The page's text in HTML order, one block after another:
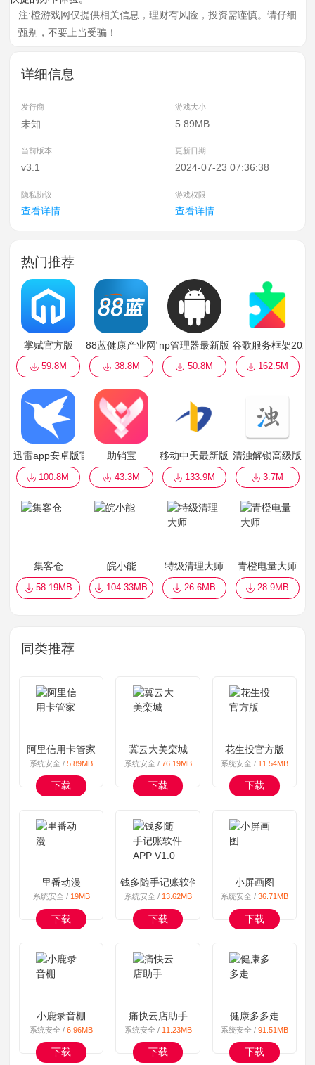
注:橙游戏网仅提供相关信息，理财有风险，投资需谨慎。请仔细
甄别，不要上当受骗！
详细信息
发行商 游戏大小
未知 5.89MB
当前版本 更新日期
v3.1 2024-07-23 07:36:38
隐私协议 游戏权限
查看详情 查看详情
热门推荐
掌赋官方版
59.8M
88蓝健康产业网官方版
38.8M
np管理器最新版
50.8M
谷歌服务框架
162.5M
迅雷app安卓版官方
100.8M
助销宝
43.3M
移动中天最新版
133.9M
清浊解锁高级版
3.7M
集客仓
58.19MB
皖小能
104.33MB
特级清理大师
26.6MB
青橙电量大师
28.9MB
同类推荐
阿里信用卡管家
系统安全 / 5.89MB
下载
冀云大美栾城
系统安全 / 76.19MB
下载
花生投官方版
系统安全 / 11.54MB
下载
里番动漫
系统安全 / 19MB
下载
钱多随手记账软件APP V1.0
系统安全 / 13.62MB
下载
小屏画图
系统安全 /36.71MB
下载
小鹿录音棚
系统安全 / 6.96MB
下载
痛快云店助手
系统安全 / 11.23MB
下载
健康多多走
系统安全 /91.51MB
下载